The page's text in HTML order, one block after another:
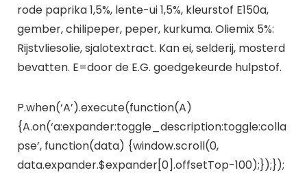
rode paprika 1,5%, lente-ui 1,5%, kleurstof E150a,
gember, chilipeper, peper, kurkuma. Oliemix 5%:
Rijstvliesolie, sjalotextract. Kan ei, selderij, mosterd
bevatten. E=door de E.G. goedgekeurde hulpstof.
P.when(‘A’).execute(function(A)
{A.on(‘a:expander:toggle_description:toggle:colla
pse’, function(data) {window.scroll(0,
data.expander.$expander[0].offsetTop-100);});});